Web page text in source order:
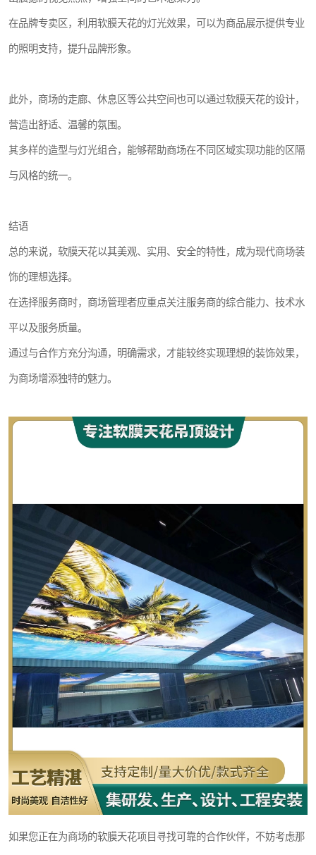
在品牌专卖区，利用软膜天花的灯光效果，可以为商品展示提供专业
的照明支持，提升品牌形象。
此外，商场的走廊、休息区等公共空间也可以通过软膜天花的设计，
营造出舒适、温馨的氛围。
其多样的造型与灯光组合，能够帮助商场在不同区域实现功能的区隔
与风格的统一。
结语
总的来说，软膜天花以其美观、实用、安全的特性，成为现代商场装
饰的理想选择。
在选择服务商时，商场管理者应重点关注服务商的综合能力、技术水
平以及服务质量。
通过与合作方充分沟通，明确需求，才能较终实现理想的装饰效果，
为商场增添独特的魅力。
如果您正在为商场的软膜天花项目寻找可靠的合作伙伴，不妨考虑那